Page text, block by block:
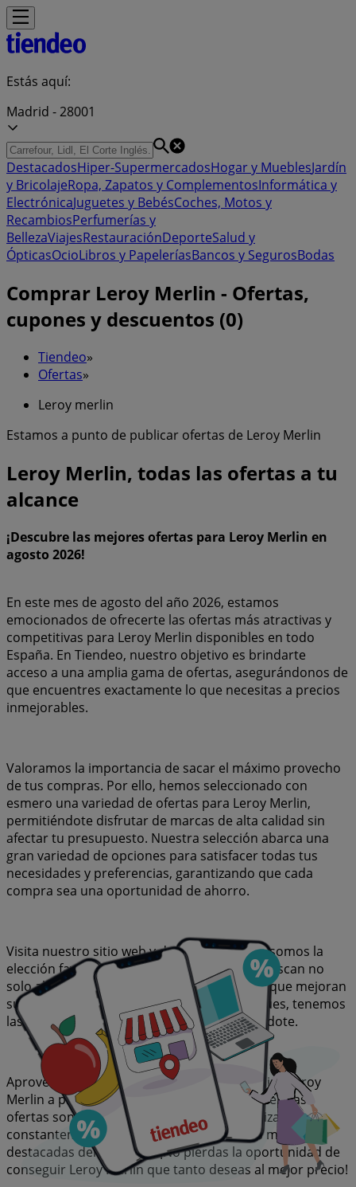
Estás aquí:
Madrid - 28001
DestacadosHiper-SupermercadosHogar y MueblesJardín
y BricolajeRopa, Zapatos y ComplementosInformática y
ElectrónicaJuguetes y BebésCoches, Motos y
RecambiosPerfumerías y
BellezaViajesRestauraciónDeporteSalud y
ÓpticasOcioLibros y PapeleríasBancos y SegurosBodas
Comprar Leroy Merlin - Ofertas,
cupones y descuentos (0)
Tiendeo»
Ofertas»
Leroy merlin
Estamos a punto de publicar ofertas de Leroy Merlin
Leroy Merlin, todas las ofertas a tu
alcance
¡Descubre las mejores ofertas para Leroy Merlin en
agosto 2026!
En este mes de agosto del año 2026, estamos
emocionados de ofrecerte las ofertas más atractivas y
competitivas para Leroy Merlin disponibles en todo
España. En Tiendeo, nuestro objetivo es brindarte
acceso a una amplia gama de ofertas, asegurándonos de
que encuentres exactamente lo que necesitas a precios
inmejorables.
Valoramos la importancia de sacar el máximo provecho
de tus compras. Por ello, hemos seleccionado con
esmero una variedad de ofertas para Leroy Merlin,
permitiéndote disfrutar de marcas de alta calidad sin
afectar tu presupuesto. Nuestra selección abarca una
gran variedad de opciones para satisfacer todas tus
necesidades y preferencias, garantizando que cada
compra sea una oportunidad de ahorro.
Visita nuestro sitio web y descubre por qué somos la
elección favorita de miles de usuarios que buscan no
solo ahorrar, sino también adquirir marcas que mejoran
su calidad de vida. Sea lo que sea que busques, tenemos
las mejores ofertas y promociones esperándote.
Aprovecha esta oportunidad única de adquirir Leroy
Merlin a precios insuperables. Recuerda, nuestras
ofertas son por tiempo limitado y se actualizan
constantemente para ofrecerte las marcas más
destacadas del mercado. ¡No pierdas la oportunidad de
conseguir Leroy Merlin que tanto deseas al mejor precio!